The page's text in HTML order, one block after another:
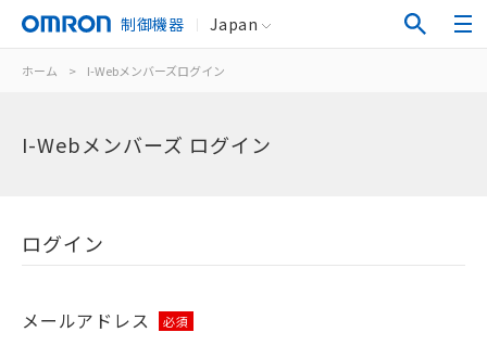
制御機器 Japan
ホーム > I-Webメンバーズログイン
I-Webメンバーズ ログイン
ログイン
メールアドレス 必須